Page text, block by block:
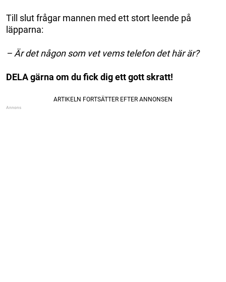
Till slut frågar mannen med ett stort leende på
läpparna:
– Är det någon som vet vems telefon det här är?
DELA gärna om du fick dig ett gott skratt!